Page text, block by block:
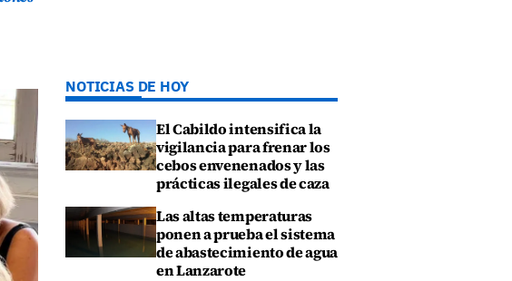
NOTICIAS DE HOY
El Cabildo intensifica la
vigilancia para frenar los
cebos envenenados y las
prácticas ilegales de caza
Las altas temperaturas
ponen a prueba el sistema
de abastecimiento de agua
en Lanzarote